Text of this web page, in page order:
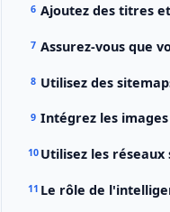
Ajoutez des titres
Assurez-vous que
Utilisez des
Intégrez les
Utilisez les
Le rôle de